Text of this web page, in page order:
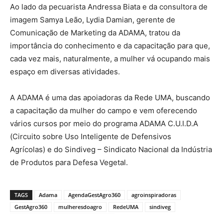
Ao lado da pecuarista Andressa Biata e da consultora de
imagem Samya Leão, Lydia Damian, gerente de
Comunicação de Marketing da ADAMA, tratou da
importância do conhecimento e da capacitação para que,
cada vez mais, naturalmente, a mulher vá ocupando mais
espaço em diversas atividades.
A ADAMA é uma das apoiadoras da Rede UMA, buscando
a capacitação da mulher do campo e vem oferecendo
vários cursos por meio do programa ADAMA C.U.I.D.A
(Circuito sobre Uso Inteligente de Defensivos
Agrícolas) e do Sindiveg – Sindicato Nacional da Indústria
de Produtos para Defesa Vegetal.
TAGS Adama AgendaGestAgro360
agroinspiradoras
GestAgro360
mulheresdoagro RedeUMA
sindiveg